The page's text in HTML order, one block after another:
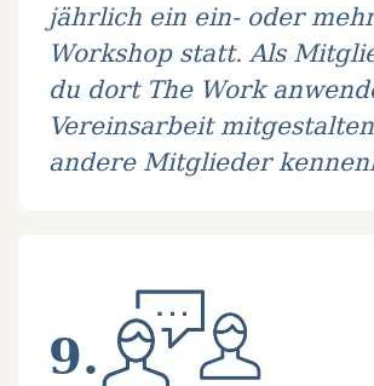
jährlich ein ein- oder
Workshop statt. Als
du dort The Work
Vereinsarbeit
andere Mitglieder
9.